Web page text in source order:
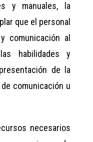
y manuales, la
que el personal
comunicación al
habilidades y
de la
comunicación u
necesarios